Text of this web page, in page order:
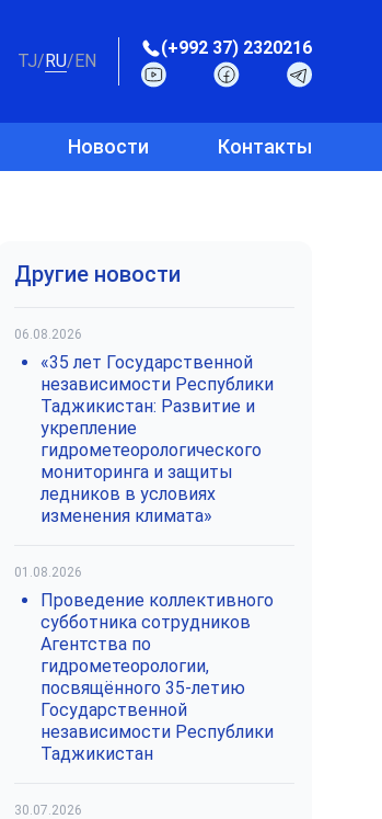
TJ/RU/EN
(+992 37) 2320216
Новости Контакты
Другие новости
06.08.2026
«35 лет Государственной
независимости Республики
Таджикистан: Развитие и
укрепление
гидрометеорологического
мониторинга и защиты
ледников в условиях
изменения климата»
01.08.2026
Проведение коллективного
субботника сотрудников
Агентства по
гидрометеорологии,
посвящённого 35-летию
Государственной
независимости Республики
Таджикистан
30.07.2026